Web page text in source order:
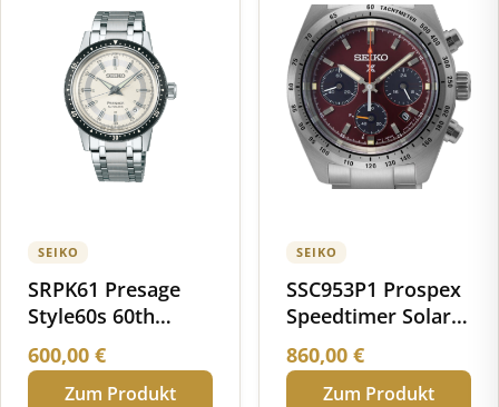
SEIKO
SRPK61 Presage
Style60s 60th
Anniversary
Limited Edition
600,00 €
Zum Produkt
SEIKO
SSC953P1 Prospex
Speedtimer Solar
Chronograph
Limited Edition
860,00 €
Zum Produkt